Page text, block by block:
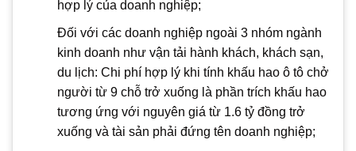
hợp lý của doanh nghiệp;
Đối với các doanh nghiệp ngoài 3 nhóm ngành
kinh doanh như vận tải hành khách, khách sạn,
du lịch: Chi phí hợp lý khi tính khấu hao ô tô chở
người từ 9 chỗ trở xuống là phần trích khấu hao
tương ứng với nguyên giá từ 1.6 tỷ đồng trở
xuống và tài sản phải đứng tên doanh nghiệp;